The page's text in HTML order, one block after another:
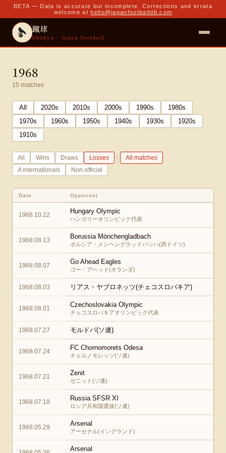
BETA — Data is accurate but incomplete. Corrections and errata
welcome at hello@japanfootballdb.com
蹴球
Shukyu · Japan Football
1968
15 matches
All 2020s 2010s 2000s 1990s 1980s
1970s 1960s 1950s 1940s 1930s 1920s
1910s
All Wins Draws Losses |
All matches
A internationals
Non-official
Date Opponent
1968.10.22 Hungary Olympic
ハンガリーオリンピック代表
1968.08.13 Borussia Mönchengladbach
ボルシア・メンヘングラッドバッハ(西ドイツ)
1968.08.07 Go Ahead Eagles
ゴー・アヘッド(オランダ)
1968.08.03 リアス・ヤブロネッツ(チェコスロバキア)
1968.08.01 Czechoslovakia Olympic
チェコスロバキアオリンピック代表
1968.07.27 モルドバ(ソ連)
1968.07.24 FC Chornomorets Odesa
チェルノモレッツ(ソ連)
1968.07.21 Zenit
ゼニット(ソ連)
1968.07.18 Russia SFSR XI
ロシア共和国選抜(ソ連)
1968.05.29 Arsenal
アーセナル(イングランド)
Arsenal